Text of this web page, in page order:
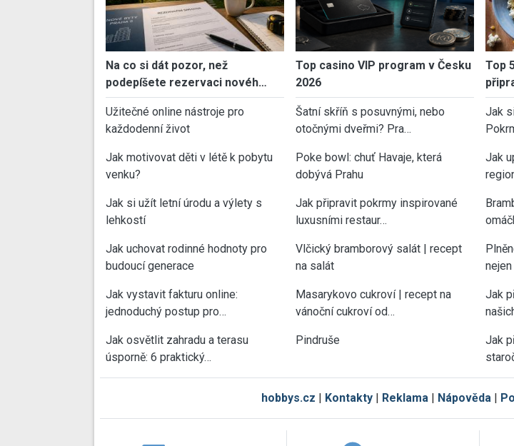
Na co si dát pozor, než
podepíšete rezervaci novéh…
Užitečné online nástroje pro
každodenní život
Jak motivovat děti v létě k pobytu
venku?
Jak si užít letní úrodu a výlety s
lehkostí
Jak uchovat rodinné hodnoty pro
budoucí generace
Jak vystavit fakturu online:
jednoduchý postup pro…
Jak osvětlit zahradu a terasu
úsporně: 6 praktický…
Top casino VIP program v Česku
2026
Šatní skříň s posuvnými, nebo
otočnými dveřmi? Pra…
Poke bowl: chuť Havaje, která
dobývá Prahu
Jak připravit pokrmy inspirované
luxusními restaur…
Vlčický bramborový salát | recept
na salát
Masarykovo cukroví | recept na
vánoční cukroví od…
Pindruše
Top
Jak
Jak
Jak
Jak
hobbys.cz | Kontakty | Reklama | Nápověda |